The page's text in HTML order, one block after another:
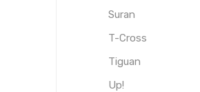
Suran
T-Cross
Tiguan
Up!